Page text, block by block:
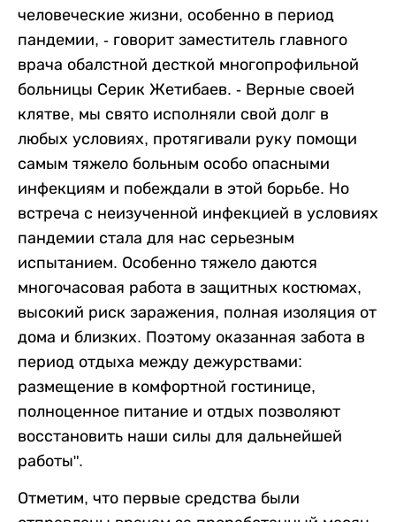
человеческие жизни, особенно в период
пандемии, - говорит заместитель главного
врача обалстной десткой многопрофильной
больницы Серик Жетибаев. - Верные своей
клятве, мы свято исполняли свой долг в
любых условиях, протягивали руку помощи
самым тяжело больным особо опасными
инфекциям и побеждали в этой борьбе. Но
встреча с неизученной инфекцией в условиях
пандемии стала для нас серьезным
испытанием. Особенно тяжело даются
многочасовая работа в защитных костюмах,
высокий риск заражения, полная изоляция от
дома и близких. Поэтому оказанная забота в
период отдыха между дежурствами:
размещение в комфортной гостинице,
полноценное питание и отдых позволяют
восстановить наши силы для дальнейшей
работы".
Отметим, что первые средства были